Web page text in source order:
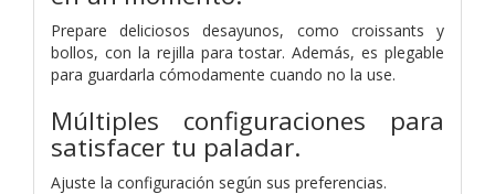
Prepare deliciosos desayunos, como croissants y
bollos, con la rejilla para tostar. Además, es plegable
para guardarla cómodamente cuando no la use.
Múltiples configuraciones para
satisfacer tu paladar.
Ajuste la configuración según sus preferencias.